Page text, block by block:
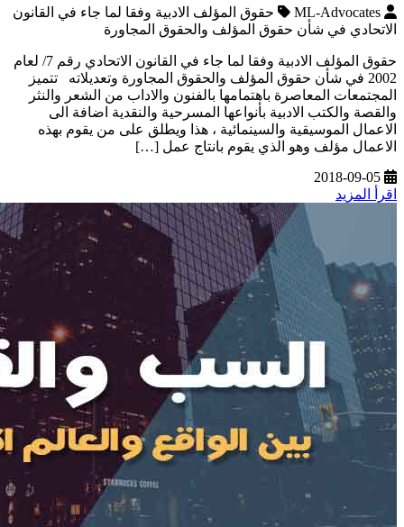
ML-Advocates
حقوق المؤلف الادبية وفقا لما جاء في القانون
الاتحادي في شأن حقوق المؤلف والحقوق المجاورة
حقوق المؤلف الادبية وفقا لما جاء في القانون الاتحادي رقم 7/ لعام
2002 في شأن حقوق المؤلف والحقوق المجاورة وتعديلاته تتميز
المجتمعات المعاصرة باهتمامها بالفنون والاداب من الشعر والنثر
والقصة والكتب الادبية بأنواعها المسرحية والنقدية اضافة الى
الاعمال الموسيقية والسينمائية ، هذا ويطلق على من يقوم بهذه
الاعمال مؤلف وهو الذي يقوم بانتاج عمل […]
2018-09-05
اقرأ المزيد